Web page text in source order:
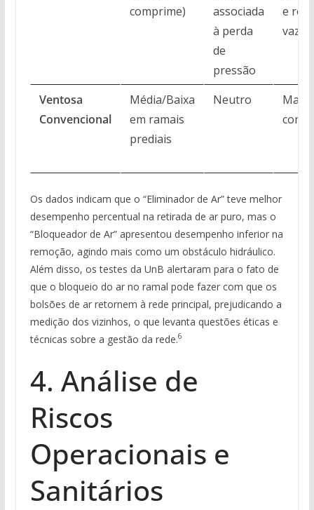
comprime)
associada
à perda
de
pressão
e
vazão
Ventosa
Convencional
Média/Baixa
em ramais
prediais
Neutro
Os dados indicam que o “Eliminador de Ar” teve melhor
desempenho percentual na retirada de ar puro, mas o
“Bloqueador de Ar” apresentou desempenho inferior na
remoção, agindo mais como um obstáculo hidráulico.
Além disso, os testes da UnB alertaram para o fato de
que o bloqueio do ar no ramal pode fazer com que os
bolsões de ar retornem à rede principal, prejudicando a
medição dos vizinhos, o que levanta questões éticas e
técnicas sobre a gestão da rede.6
4. Análise de
Riscos
Operacionais e
Sanitários